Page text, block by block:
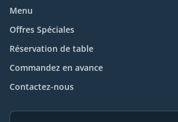
Menu
Offres Spéciales
Réservation de table
Commandez en avance
Contactez-nous